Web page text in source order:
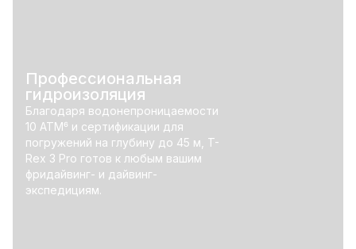
Профессиональная
гидроизоляция
Благодаря водонепроницаемости
10 ATM⁶ и сертификации для
погружений на глубину до 45 м, T-
Rex 3 Pro готов к любым вашим
фридайвинг- и дайвинг-
экспедициям.